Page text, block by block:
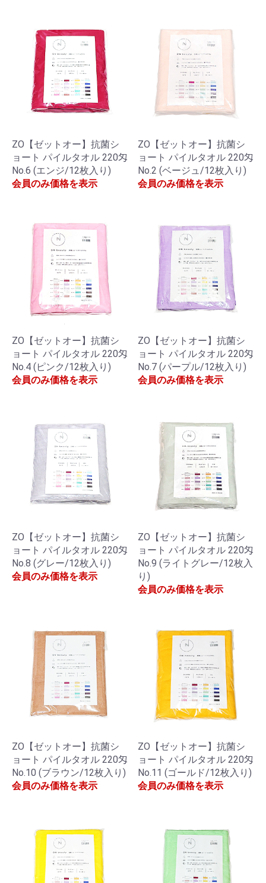
ZO【ゼットオー】抗菌シ
ョート パイルタオル 220匁
No.6 (エンジ/12枚入り)
会員のみ価格を表示
ZO【ゼットオー】抗菌シ
ョート パイルタオル 220匁
No.2 (ベージュ/12枚入り)
会員のみ価格を表示
ZO【ゼットオー】抗菌シ
ョート パイルタオル 220匁
No.4 (ピンク/12枚入り)
会員のみ価格を表示
ZO【ゼットオー】抗菌シ
ョート パイルタオル 220匁
No.7 (パープル/12枚入り)
会員のみ価格を表示
ZO【ゼットオー】抗菌シ
ョート パイルタオル 220匁
No.8 (グレー/12枚入り)
会員のみ価格を表示
ZO【ゼットオー】抗菌シ
ョート パイルタオル 220匁
No.9 (ライトグレー/12枚入
り)
会員のみ価格を表示
ZO【ゼットオー】抗菌シ
ョート パイルタオル 220匁
No.10 (ブラウン/12枚入り)
会員のみ価格を表示
ZO【ゼットオー】抗菌シ
ョート パイルタオル 220匁
No.11 (ゴールド/12枚入り)
会員のみ価格を表示